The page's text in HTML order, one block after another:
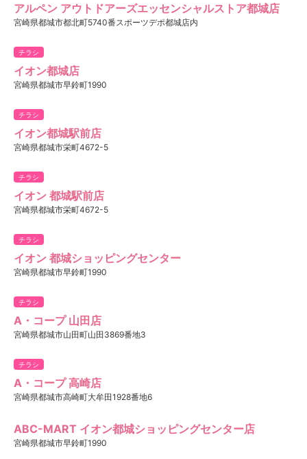
アルペン アウトドアーズエッセンシャルストア都城店
宮崎県都城市都北町5740番スポーツデポ都城店内
チラシ
イオン都城店
宮崎県都城市早鈴町1990
チラシ
イオン都城駅前店
宮崎県都城市栄町4672-5
チラシ
イオン 都城駅前店
宮崎県都城市栄町4672-5
チラシ
イオン 都城ショッピングセンター
宮崎県都城市早鈴町1990
チラシ
A・コープ 山田店
宮崎県都城市山田町山田3869番地3
チラシ
A・コープ 高崎店
宮崎県都城市高崎町大牟田1928番地6
ABC-MART イオン都城ショッピングセンター店
宮崎県都城市早鈴町1990